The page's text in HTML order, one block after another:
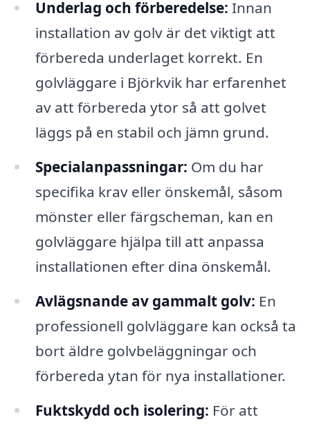
Underlag och förberedelse: Innan
installation av golv är det viktigt att
förbereda underlaget korrekt. En
golvläggare i Björkvik har erfarenhet
av att förbereda ytor så att golvet
läggs på en stabil och jämn grund.
Specialanpassningar: Om du har
specifika krav eller önskemål, såsom
mönster eller färgscheman, kan en
golvläggare hjälpa till att anpassa
installationen efter dina önskemål.
Avlägsnande av gammalt golv: En
professionell golvläggare kan också ta
bort äldre golvbeläggningar och
förbereda ytan för nya installationer.
Fuktskydd och isolering: För att